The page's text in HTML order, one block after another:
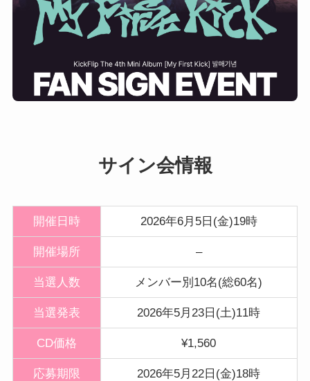
サイン会情報
開催日時 2026年6月5日(金)19時
開催場所 –
当選人数 メンバー別10名(総60名)
当選発表 2026年5月23日(土)11時
CD価格 ¥1,560
応募期限 2026年5月22日(金)18時